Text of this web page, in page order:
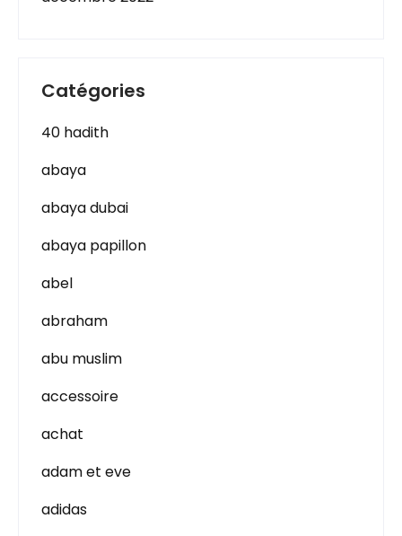
Catégories
40 hadith
abaya
abaya dubai
abaya papillon
abel
abraham
abu muslim
accessoire
achat
adam et eve
adidas